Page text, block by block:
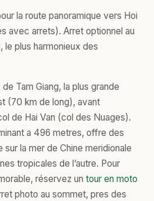
la route panoramique vers Hoi
avec arrets). Arret optionnel au
le plus harmonieux des
Tam Giang, la plus grande
(70 km de long), avant
de Hai Van (col des Nuages).
a 496 metres, offre des
la mer de Chine meridionale
tropicales de l’autre. Pour
réservez un tour en moto
photo au sommet, pres des